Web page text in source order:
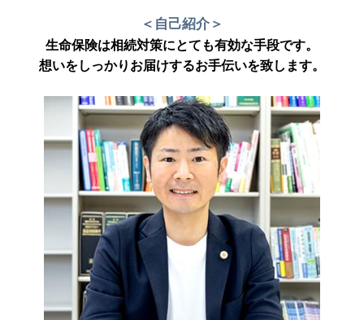
＜自己紹介＞
生命保険は相続対策にとても有効な手段です。
想いをしっかりお届けするお手伝いを致します。